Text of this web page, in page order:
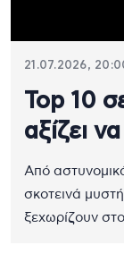
21.07.2026,
Top 10
αξίζει
Από
σκοτεινά
ξεχωρίζουν